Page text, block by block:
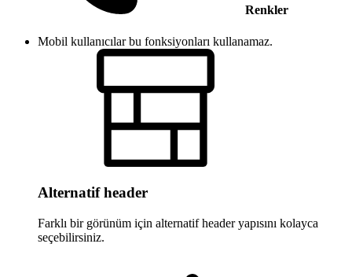
Renkler
Mobil kullanıcılar bu fonksiyonları kullanamaz.
Alternatif header
Farklı bir görünüm için alternatif header yapısını kolayca
seçebilirsiniz.